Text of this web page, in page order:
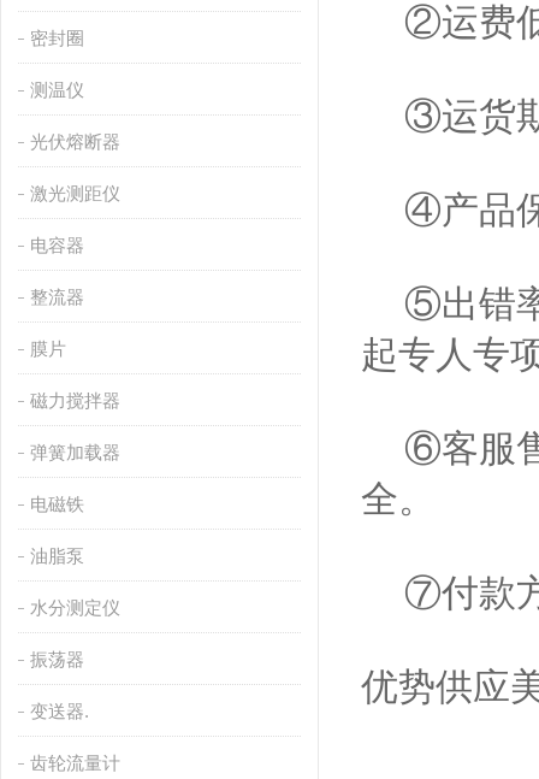
密封圈
测温仪
光伏熔断器
激光测距仪
电容器
整流器
膜片
磁力搅拌器
弹簧加载器
电磁铁
油脂泵
水分测定仪
振荡器
变送器.
齿轮流量计
②运费低
③运货期
④产品
⑤出错率
起专人专
⑥客服售
全。
⑦付款
优势供应